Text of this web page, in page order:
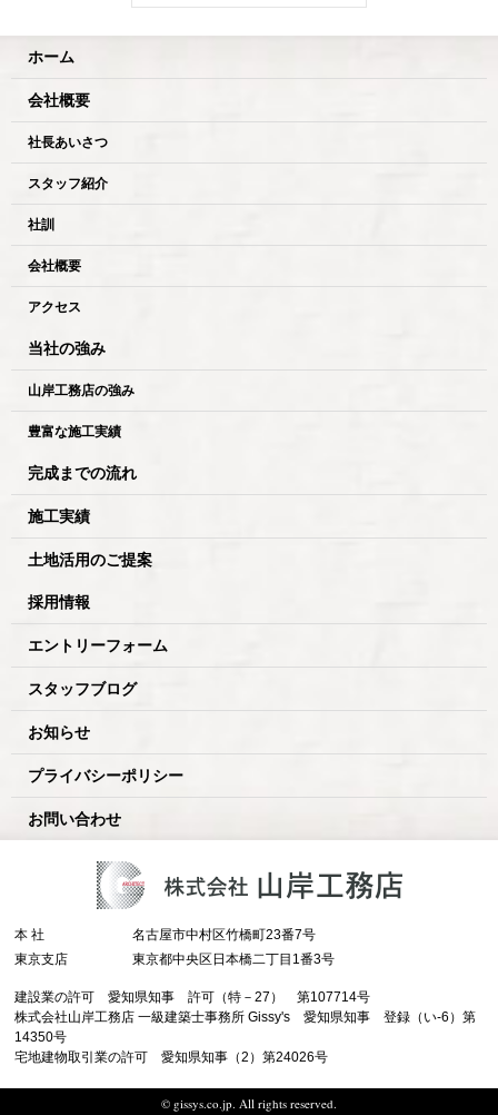
ホーム
会社概要
社長あいさつ
スタッフ紹介
社訓
会社概要
アクセス
当社の強み
山岸工務店の強み
豊富な施工実績
完成までの流れ
施工実績
土地活用のご提案
採用情報
エントリーフォーム
スタッフブログ
お知らせ
プライバシーポリシー
お問い合わせ
本 社
名古屋市中村区竹橋町23番7号
東京支店
東京都中央区日本橋二丁目1番3号
建設業の許可 愛知県知事 許可（特－27） 第107714号
株式会社山岸工務店 一級建築士事務所 Gissy's 愛知県知事 登録（い-6）第
14350号
宅地建物取引業の許可 愛知県知事（2）第24026号
© gissys.co.jp. All rights reserved.